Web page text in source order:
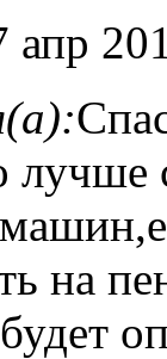
апр
лучше
на